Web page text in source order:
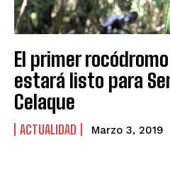
El primer
estará listo para
Celaque
ACTUALIDAD Marzo 3, 2019